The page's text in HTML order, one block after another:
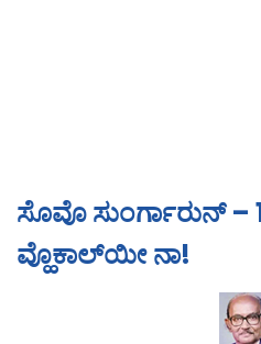
ಸೊವೊ ಸುಂರ್ಗಾರುನ್ –
ವ್ಹೊಕಾಲ್‍ಯೀ ನಾ!